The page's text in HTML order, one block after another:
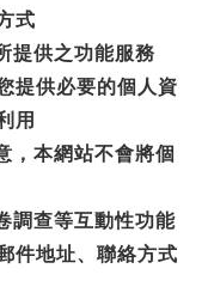
式
供之功能服務
提供必要的個人資
用
本網站不會將個
查等互動性功能
件地址、聯絡方式